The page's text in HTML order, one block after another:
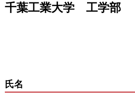
千葉工業大学 工学部
氏名